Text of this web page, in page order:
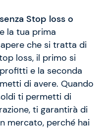
Stop loss o
la tua prima
che si tratta di
loss, il primo si
e la seconda
di avere. Quando
ti permetti di
ti garantirà di
mercato, perché hai